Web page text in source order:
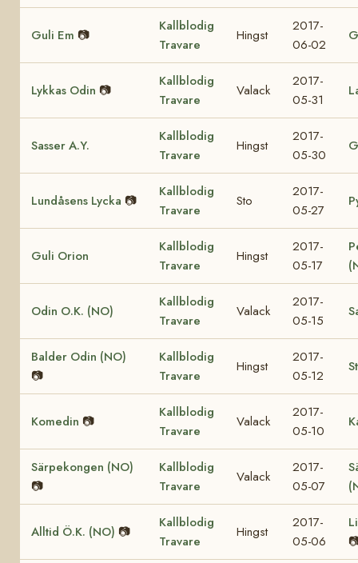
Guli Em 📷
Kallblodig
Travare
Hingst
2017-
06-02
Lykkas Odin 📷
Kallblodig
Travare
Valack
2017-
05-31
Sasser A.Y.
Kallblodig
Travare
Hingst
2017-
05-30
Lundåsens Lycka 📷
Kallblodig
Travare
Sto
2017-
05-27
Guli Orion
Kallblodig
Travare
Hingst
2017-
05-17
Odin O.K. (NO)
Kallblodig
Travare
Valack
2017-
05-15
Balder Odin (NO)
📷
Kallblodig
Travare
Hingst
2017-
05-12
Komedin 📷
Kallblodig
Travare
Valack
2017-
05-10
Särpekongen (NO)
📷
Kallblodig
Travare
Valack
2017-
05-07
Alltid Ö.K. (NO) 📷
Kallblodig
Travare
Hingst
2017-
05-06